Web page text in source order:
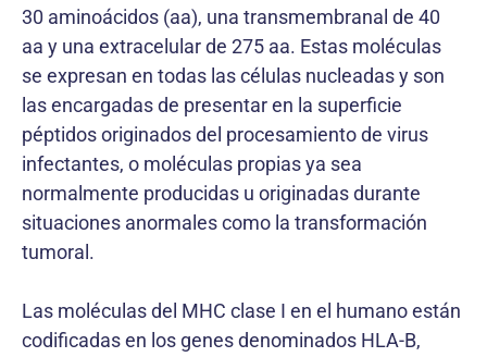
30 aminoácidos (aa), una transmembranal de 40
aa y una extracelular de 275 aa. Estas moléculas
se expresan en todas las células nucleadas y son
las encargadas de presentar en la superficie
péptidos originados del procesamiento de virus
infectantes, o moléculas propias ya sea
normalmente producidas u originadas durante
situaciones anormales como la transformación
tumoral.
Las moléculas del MHC clase I en el humano están
codificadas en los genes denominados HLA-B,